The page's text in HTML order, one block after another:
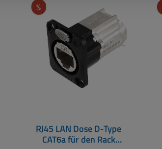
%Rabatt
RJ45 LAN Dose D-Type
CAT6a für den Rack